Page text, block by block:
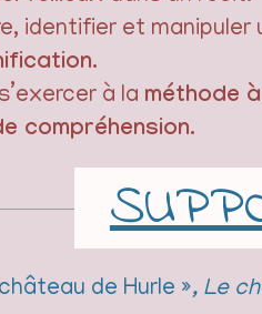
identifier et
.
à la méthode
compréhension.
de Hurle », Le